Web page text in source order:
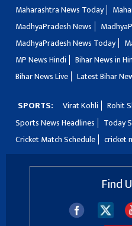
Maharashtra News Today
MadhyaPradesh News
MadhyaPradesh News Today
MP News Hindi
Bihar News in
Bihar News Live
Latest Bihar
SPORTS: Virat Kohli Rohit
Sports News Headlines
Today
Cricket Match Schedule
cricket
Find